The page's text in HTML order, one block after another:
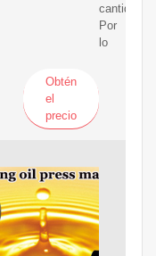
cantidad
Por
lo
Obtén
el
precio